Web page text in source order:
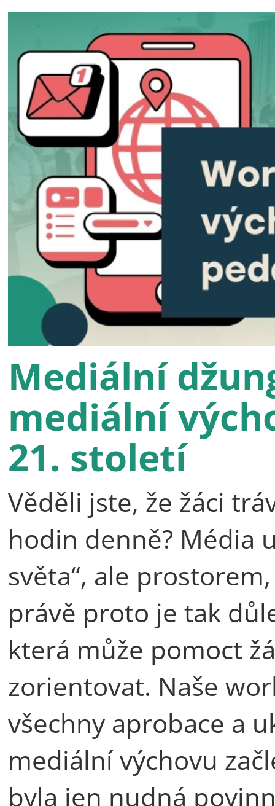
Mediální
mediální
21. století
Věděli jste, že žáci
hodin denně? Média
světa“, ale
právě proto je tak
která může pomoct
zorientovat. Naše
všechny aprobace a
mediální výchovu
byla jen nudná